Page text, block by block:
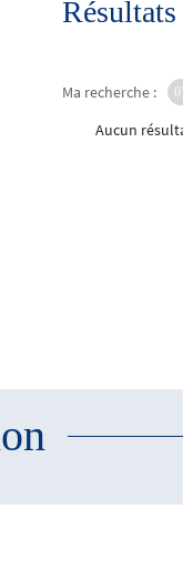
Ma recherche :
Aucun